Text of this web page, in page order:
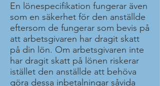
En lönespecifikation fungerar även
som en säkerhet för den anställde
eftersom de fungerar som bevis på
att arbetsgivaren har dragit skatt
på din lön. Om arbetsgivaren inte
har dragit skatt på lönen riskerar
istället den anställde att behöva
göra dessa inbetalningar såvida